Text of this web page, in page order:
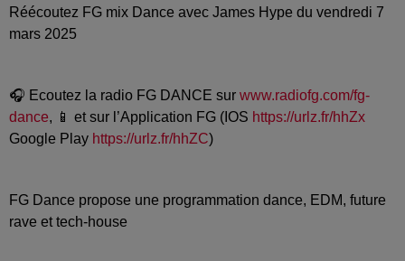
Réécoutez FG mix Dance avec James Hype du vendredi 7
mars 2025
🎧 Ecoutez la radio FG DANCE sur www.radiofg.com/fg-
dance, 📱 et sur l’Application FG (IOS https://urlz.fr/hhZx
Google Play https://urlz.fr/hhZC)
FG Dance propose une programmation dance, EDM, future
rave et tech-house